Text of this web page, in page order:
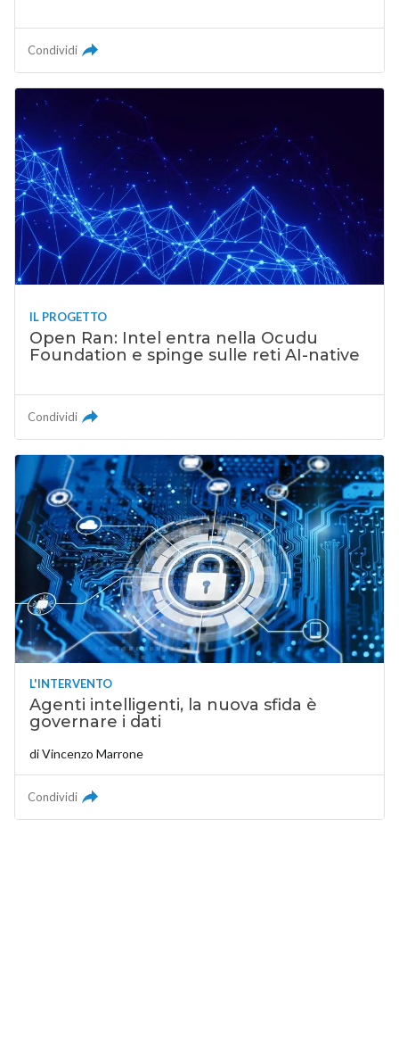
Condividi
IL PROGETTO
Open Ran: Intel entra nella Ocudu
Foundation e spinge sulle reti AI-native
Condividi
L'INTERVENTO
Agenti intelligenti, la nuova sfida è
governare i dati
diVincenzo Marrone
Condividi